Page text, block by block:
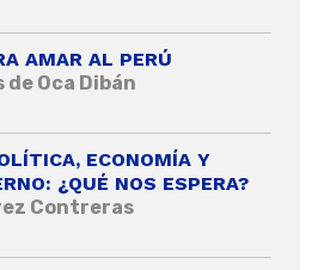
AMAR AL PERÚ
Oca Dibán
ECONOMÍA Y
¿QUÉ NOS ESPERA?
Contreras